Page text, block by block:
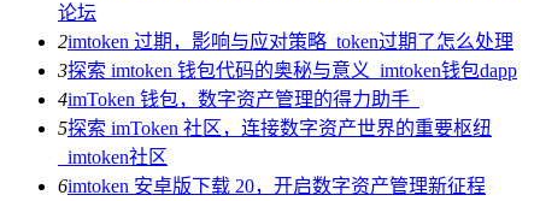
论坛
2imtoken 过期，影响与应对策略_token过期了怎么处理
3探索 imtoken 钱包代码的奥秘与意义_imtoken钱包dapp
4imToken 钱包，数字资产管理的得力助手_
5探索 imToken 社区，连接数字资产世界的重要枢纽
_imtoken社区
6imtoken 安卓版下载 20，开启数字资产管理新征程